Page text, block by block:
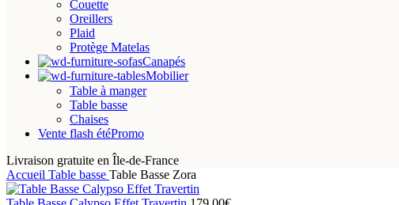
Couette
Oreillers
Plaid
Protège Matelas
Canapés
Mobilier
Table à manger
Table basse
Chaises
Vente flash étéPromo
Livraison gratuite en Île-de-France
Accueil Table basse Table Basse Zora